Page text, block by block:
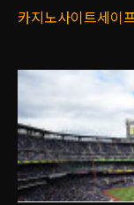
카지노사이트세이